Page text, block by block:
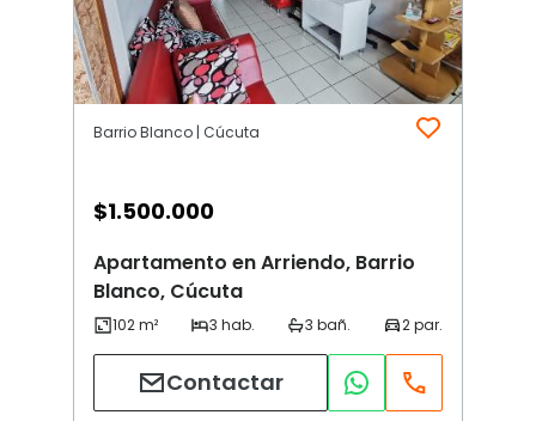
Barrio Blanco | Cúcuta
$1.500.000
Apartamento en Arriendo, Barrio
Blanco, Cúcuta
Contactar